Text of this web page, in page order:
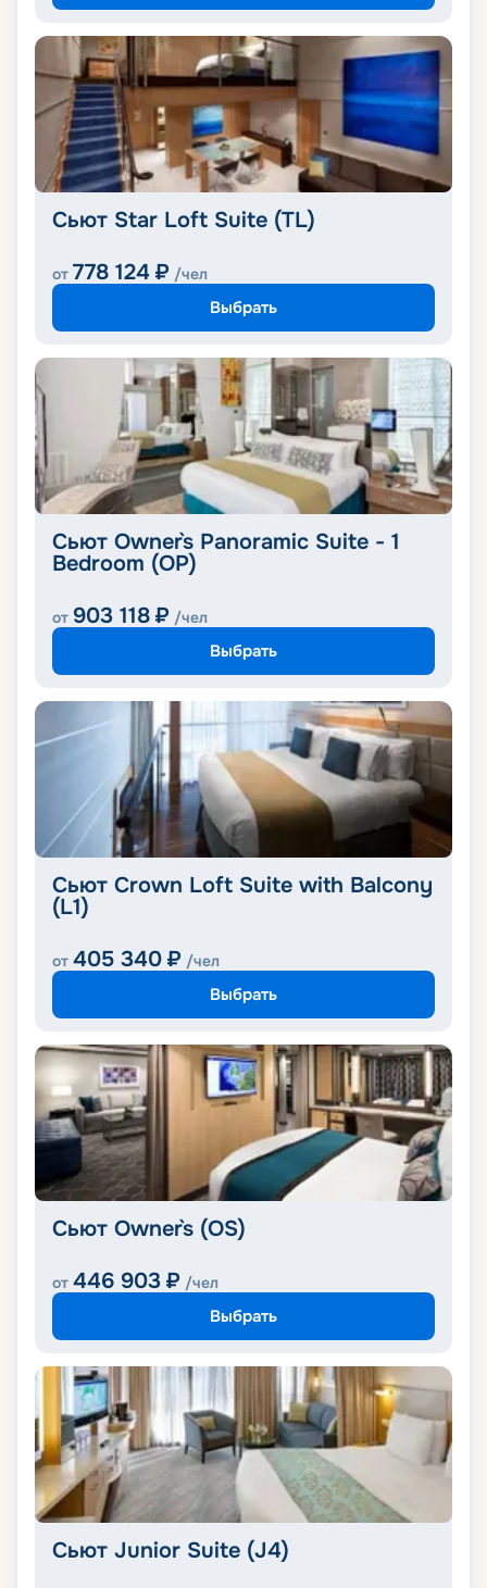
Сьют Star Loft Suite (TL)
от 778 124 ₽ /чел
Выбрать
Сьют Owner`s Panoramic Suite - 1
Bedroom (OP)
от 903 118 ₽ /чел
Выбрать
Сьют Crown Loft Suite with Balcony
(L1)
от 405 340 ₽ /чел
Выбрать
Сьют Owner`s (OS)
от 446 903 ₽ /чел
Выбрать
Сьют Junior Suite (J4)